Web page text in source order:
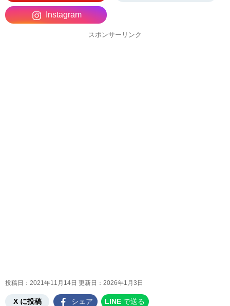
Instagram
スポンサーリンク
投稿日：2021年11月14日 更新日： 2026年1月3日
X に投稿 シェア LINE で送る